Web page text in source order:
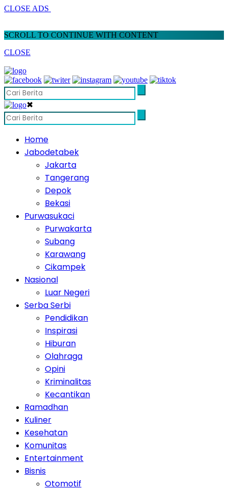
CLOSE ADS
SCROLL TO CONTINUE WITH CONTENT
CLOSE
✖
Home
Jabodetabek
Jakarta
Tangerang
Depok
Bekasi
Purwasukaci
Purwakarta
Subang
Karawang
Cikampek
Nasional
Luar Negeri
Serba Serbi
Pendidikan
Inspirasi
Hiburan
Olahraga
Opini
Kriminalitas
Kecantikan
Ramadhan
Kuliner
Kesehatan
Komunitas
Entertainment
Bisnis
Otomotif